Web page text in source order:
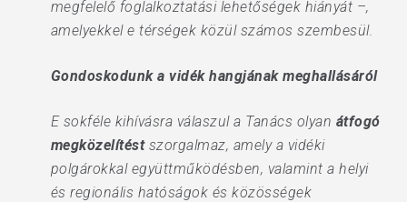
megfelelő foglalkoztatási lehetőségek hiányát –,
amelyekkel e térségek közül számos szembesül.
Gondoskodunk a vidék hangjának meghallásáról
E sokféle kihívásra válaszul a Tanács olyan átfogó
megközelítéstszorgalmaz, amely a vidéki
polgárokkal együttműködésben, valamint a helyi
és regionális hatóságok és közösségek